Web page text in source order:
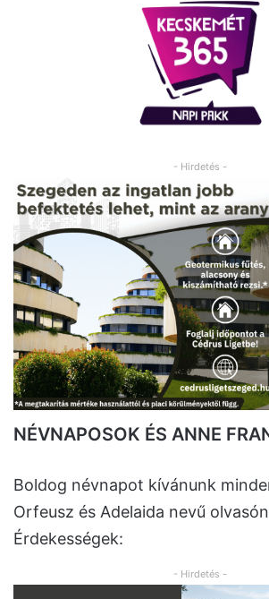
- Hirdetés -
NÉVNAPOSOK ÉS ANNE
Boldog névnapot kívánunk
Orfeusz és Adelaida nevű
Érdekességek:
- Hirdetés -